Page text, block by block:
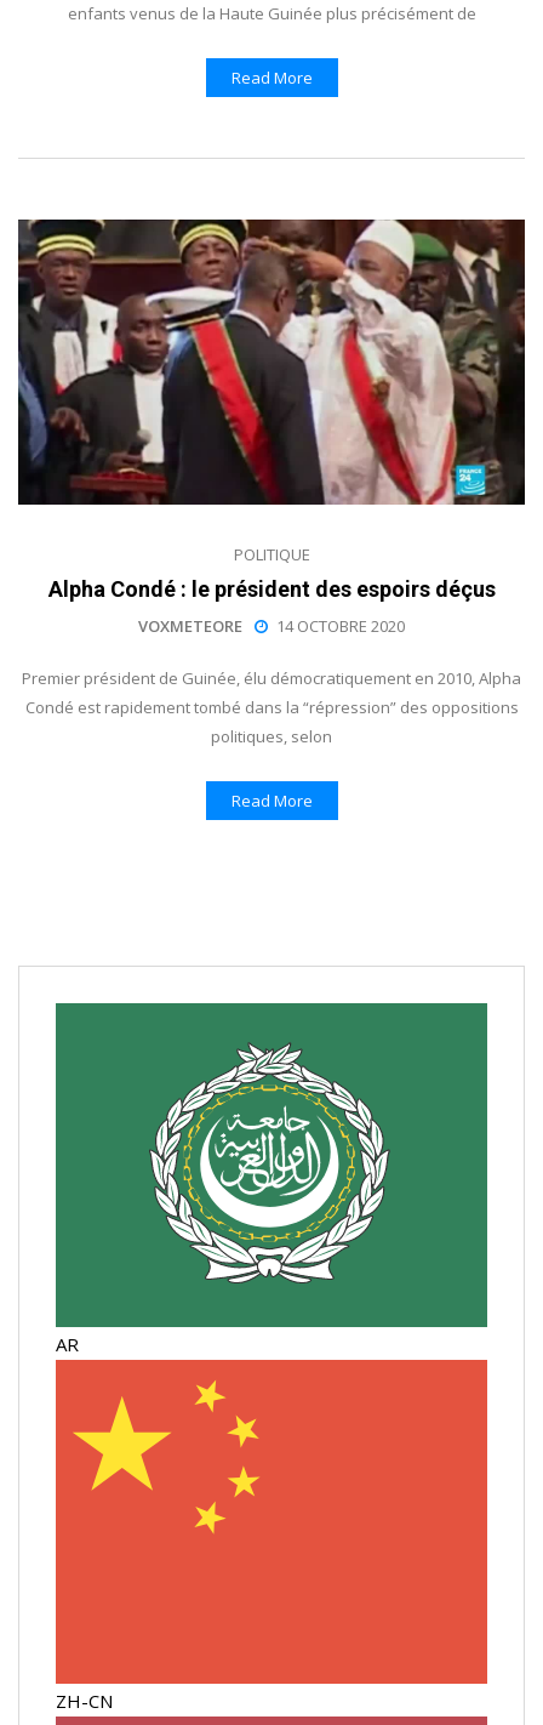
enfants venus de la Haute Guinée plus précisément de
Read More
POLITIQUE
Alpha Condé : le président des espoirs déçus
VOXMETEORE 14 OCTOBRE 2020
Premier président de Guinée, élu démocratiquement en 2010, Alpha
Condé est rapidement tombé dans la “répression” des oppositions
politiques, selon
Read More
AR
ZH-CN